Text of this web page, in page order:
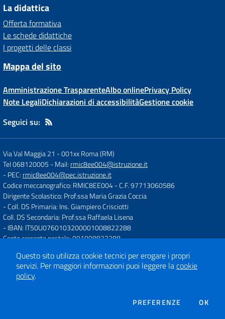
La didattica
Offerta formativa
Le schede didattiche
I progetti delle classi
Mappa del sito
Amministrazione TrasparenteAlbo onlinePrivacy Policy
Note LegaliDichiarazioni di accessibilitàGestione cookie
Seguici su:
Via Val Maggia 21 -001xx Roma (RM)
Tel 068120005 - Mail: rmic8ee004@istruzione.it
- PEC: rmic8ee004@pec.istruzione.it
Codice meccanografico: RMIC8EE004- C.F. 97713060586
Dirigente Scolastico: Prof.ssa Maria Grazia Coccia
- Coll. DS Primaria: Ins. Giampiero Crisciotti
Coll. DS Secondaria: Prof.ssa Raffaela Lisena
- IBAN: IT50U0760103200001008822288
Conto corrente postale: 001008822288
Concept & Design by
Designers Italia
Questo sito utilizza cookie tecnici per erogare i propri
servizi. Per maggiori informazioni puoi leggere lacookie
policy.
PREFERENZE DEI COOKIE
OK